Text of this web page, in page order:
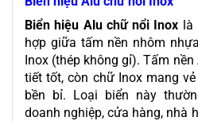
Biển hiệu Alu chữ nổi Inox là
hợp giữa tấm nền nhôm
Inox (thép không gỉ). Tấm
tiết tốt, còn chữ Inox mang
bền bỉ. Loại biển này
doanh nghiệp, cửa hàng, nhà